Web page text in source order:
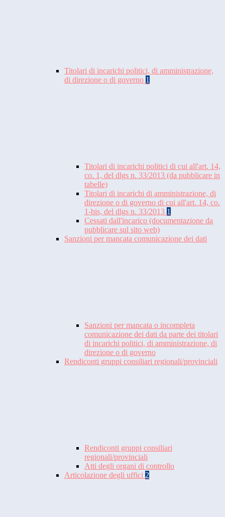
Titolari di incarichi politici, di amministrazione,
di direzione o di governo 1
Titolari di incarichi politici di cui all'art. 14,
co. 1, del dlgs n. 33/2013 (da pubblicare in
tabelle)
Titolari di incarichi di amministrazione, di
direzione o di governo di cui all'art. 14, co.
1-bis, del dlgs n. 33/2013 1
Cessati dall'incarico (documentazione da
pubblicare sul sito web)
Sanzioni per mancata comunicazione dei dati
Sanzioni per mancata o incompleta
comunicazione dei dati da parte dei titolari
di incarichi politici, di amministrazione, di
direzione o di governo
Rendiconti gruppi consiliari regionali/provinciali
Rendiconti gruppi consiliari
regionali/provinciali
Atti degli organi di controllo
Articolazione degli uffici 2